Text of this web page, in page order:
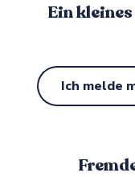
Ein
Ich melde